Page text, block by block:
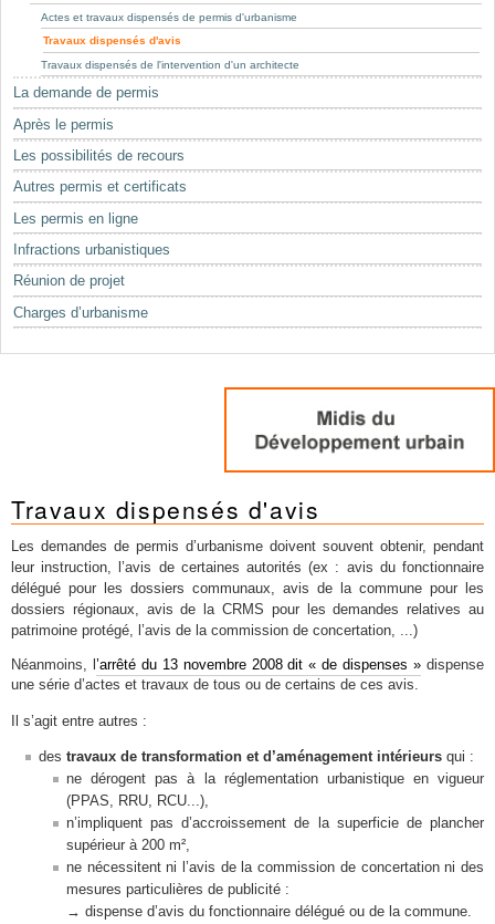
Mots-clés
Renseignements urbanistiques
Actes et travaux dispensés de permis d'urbanisme
Travaux dispensés d'avis
Travaux dispensés de l'intervention d'un architecte
La demande de permis
Après le permis
Les possibilités de recours
Autres permis et certificats
Les permis en ligne
Infractions urbanistiques
Réunion de projet
Charges d’urbanisme
Travaux dispensés d'avis
Les demandes de permis d’urbanisme doivent souvent obtenir, pendant
leur instruction, l’avis de certaines autorités (ex : avis du fonctionnaire
délégué pour les dossiers communaux, avis de la commune pour les
dossiers régionaux, avis de la CRMS pour les demandes relatives au
patrimoine protégé, l’avis de la commission de concertation, ...)
Néanmoins, l ’arrêté du 13 novembre 2008 dit « de dispenses » dispense
une série d’actes et travaux de tous ou de certains de ces avis.
Il s’agit entre autres :
des travaux de transformation et d’aménagement intérieurs qui :
ne dérogent pas à la réglementation urbanistique en vigueur
(PPAS, RRU, RCU...),
n’impliquent pas d’accroissement de la superficie de plancher
supérieur à 200 m²,
ne nécessitent ni l’avis de la commission de concertation ni des
mesures particulières de publicité :
→ dispense d’avis du fonctionnaire délégué ou de la commune.